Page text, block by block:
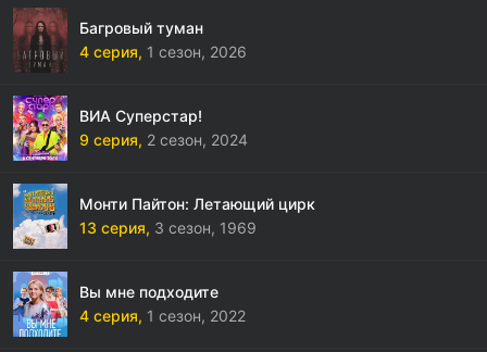
Багровый туман
4 серия, 1 сезон, 2026
ВИА Суперстар!
9 серия, 2 сезон, 2024
Монти Пайтон: Летающий цирк
13 серия, 3 сезон, 1969
Вы мне подходите
4 серия, 1 сезон, 2022